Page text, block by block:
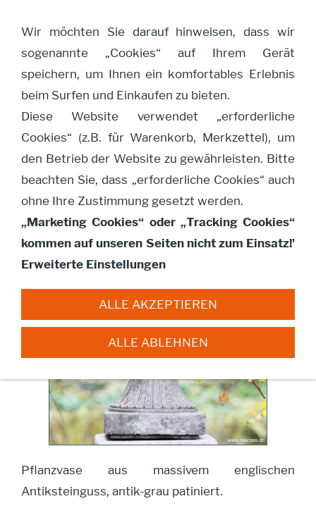
Navigation öffnen
Large Vase - Richmond
Pflanzvase aus massivem englischen
Antiksteinguss, antik-grau patiniert.
Wir möchten Sie darauf hinweisen, dass wir
sogenannte „Cookies“ auf Ihrem Gerät
speichern, um Ihnen ein komfortables Erlebnis
beim Surfen und Einkaufen zu bieten.
Diese Website verwendet „erforderliche
Cookies“ (z.B. für Warenkorb, Merkzettel), um
den Betrieb der Website zu gewährleisten. Bitte
beachten Sie, dass „erforderliche Cookies“ auch
ohne Ihre Zustimmung gesetzt werden.
„Marketing Cookies“ oder „Tracking Cookies“
kommen auf unseren Seiten nicht zum Einsatz!'
Erweiterte Einstellungen
ALLE AKZEPTIEREN
ALLE ABLEHNEN